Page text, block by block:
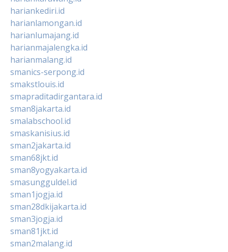
hariankediri.id
harianlamongan.id
harianlumajang.id
harianmajalengka.id
harianmalang.id
smanics-serpong.id
smakstlouis.id
smapraditadirgantara.id
sman8jakarta.id
smalabschool.id
smaskanisius.id
sman2jakarta.id
sman68jkt.id
sman8yogyakarta.id
smasungguldel.id
sman1jogja.id
sman28dkijakarta.id
sman3jogja.id
sman81jkt.id
sman2malang.id